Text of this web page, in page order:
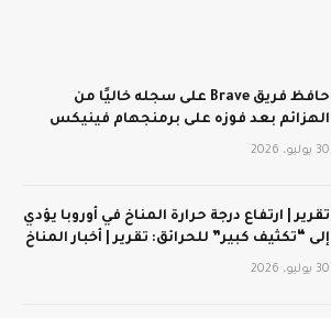
حافظ فريق Brave على سجله خاليًا من
الهزائم بعد فوزه على برمنجهام فينيكس
30 يوليو، 2026
تقرير | ارتفاع درجة حرارة المناخ في أوروبا يؤدي
إلى “تكثيف كبير” للحرائق: تقرير | أخبار المناخ
30 يوليو، 2026